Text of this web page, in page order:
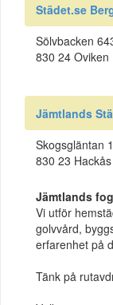
Städet.se
Sölvbacken
830 24 Oviken
Jämtlands
Skogsgläntan
830 23 Hackås
Jämtlands
Vi utför
golvvård,
erfarenhet på
Tänk på